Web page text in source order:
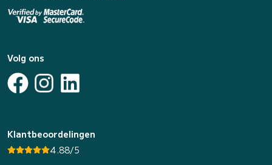
Volg ons
Klantbeoordelingen
4.88/5